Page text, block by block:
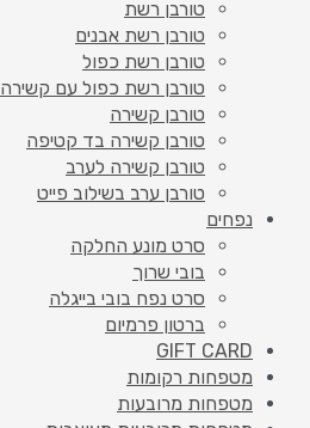
טורבן רשת
טורבן רשת אבנים
טורבן רשת כפול
טורבן רשת כפול עם קשירה
טורבן קשירה
טורבן קשירה בד קטיפה
טורבן קשירה לערב
טורבן ערב בשילוב פייט
נפחים
סרט מונע החלקה
בובי שרוך
סרט נפח בובי בייגלה
ברטון פרמיום
GIFT CARD
מטפחות רקומות
מטפחות מרובעות